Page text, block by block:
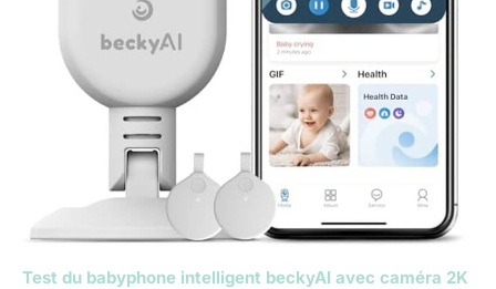
Test du babyphone intelligent beckyAI avec caméra 2K